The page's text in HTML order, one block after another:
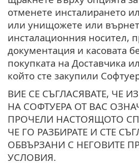
отменете инсталирането
или унищожете или
инсталационния носител,
документация и касовата
покупката на Доставчика
който сте закупили
ВИЕ СЕ СЪГЛАСЯВАТЕ, ЧЕ
НА СОФТУЕРА ОТ ВАС
ПРОЧЕЛИ НАСТОЯЩОТО
ЧЕ ГО РАЗБИРАТЕ И СТЕ
ОБВЪРЗАНИ С НЕГОВИТЕ
УСЛОВИЯ.